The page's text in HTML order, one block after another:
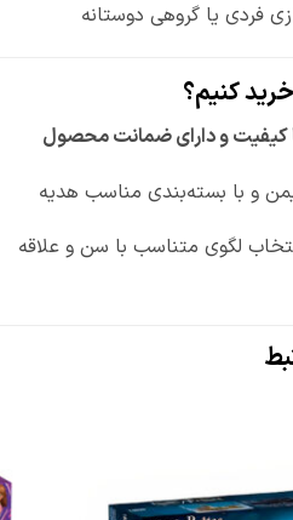
فردی یا گروهی دوستانه
کنیم؟
کیفیت و دارای ضمانت محصول
و با بسته‌بندی مناسب هدیه
لگوی متناسب با سن و علاقه
مندی